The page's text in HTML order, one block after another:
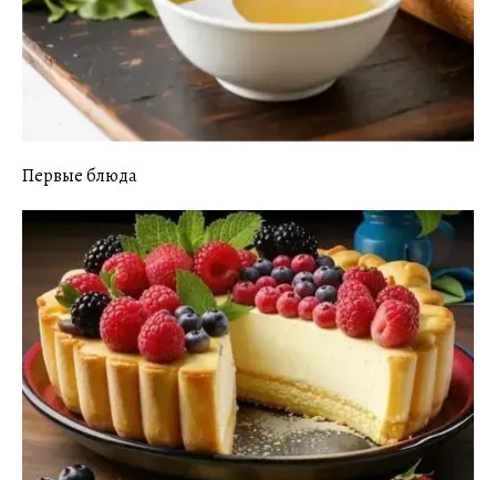
Первые блюда